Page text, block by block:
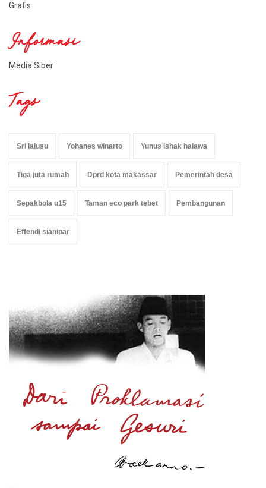
Grafis
Informasi
Media Siber
Tags
Sri lalusu Yohanes winarto Yunus ishak halawa
Tiga juta rumah Dprd kota makassar Pemerintah desa
Sepakbola u15 Taman eco park tebet Pembangunan
Effendi sianipar